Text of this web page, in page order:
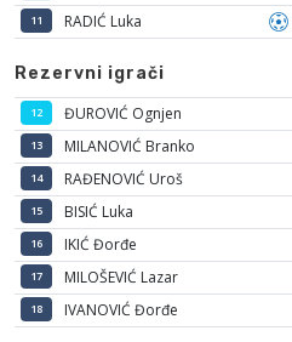
11 RADIĆ Luka
Rezervni igrači
12 ĐUROVIĆ Ognjen
13 MILANOVIĆ Branko
14 RAĐENOVIĆ Uroš
15 BISIĆ Luka
16 IKIĆ Đorđe
17 MILOŠEVIĆ Lazar
18 IVANOVIĆ Đorđe